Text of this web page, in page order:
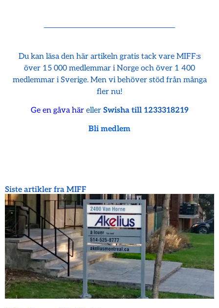
Du kan läsa den här artikeln gratis tack vare MIFF:s
över 15 000 medlemmar i Norge och över 1 400
medlemmar i Sverige. Men vi behöver stöd från många
fler nu!
Ge en gåva häreller Swisha till 1233318219
Bli medlem
Siste artikler fra MIFF